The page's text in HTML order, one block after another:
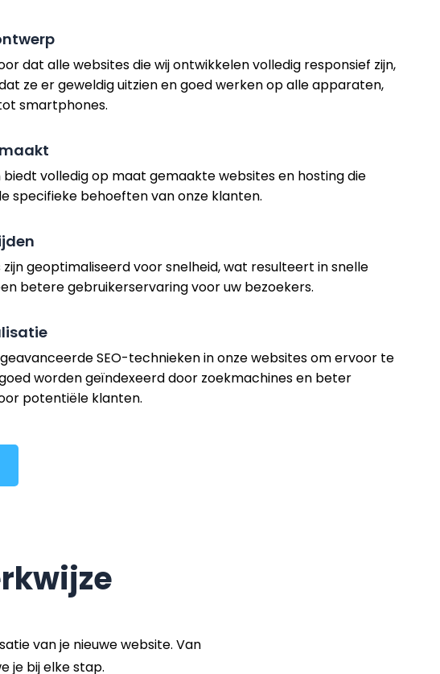
dat alle websites die wij ontwikkelen volledig responsief zijn,
ze er geweldig uitzien en goed werken op alle apparaten,
smartphones.
biedt volledig op maat gemaakte websites en hosting die
specifieke behoeften van onze klanten.
zijn geoptimaliseerd voor snelheid, wat resulteert in snelle
betere gebruikerservaring voor uw bezoekers.
SEO-technieken in onze websites om ervoor te
worden geïndexeerd door zoekmachines en beter
potentiële klanten.
van je nieuwe website. Van
je bij elke stap.